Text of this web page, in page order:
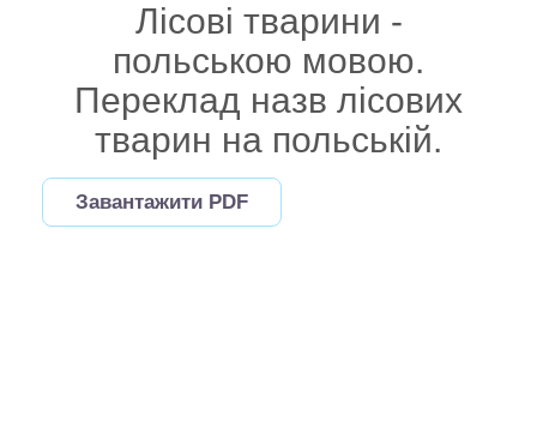
Лісові тварини -
польською мовою.
Переклад назв лісових
тварин на польській.
Завантажити PDF